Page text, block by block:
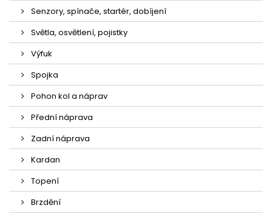
Senzory, spínače, startér, dobíjení
Světla, osvětlení, pojistky
Výfuk
Spojka
Pohon kol a náprav
Přední náprava
Zadní náprava
Kardan
Topení
Brzdění